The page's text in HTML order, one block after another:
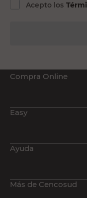
Acepto los
Compra Online
Easy
Ayuda
Más de Cencosud